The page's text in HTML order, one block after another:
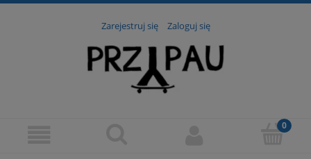
Zarejestruj się Zaloguj się